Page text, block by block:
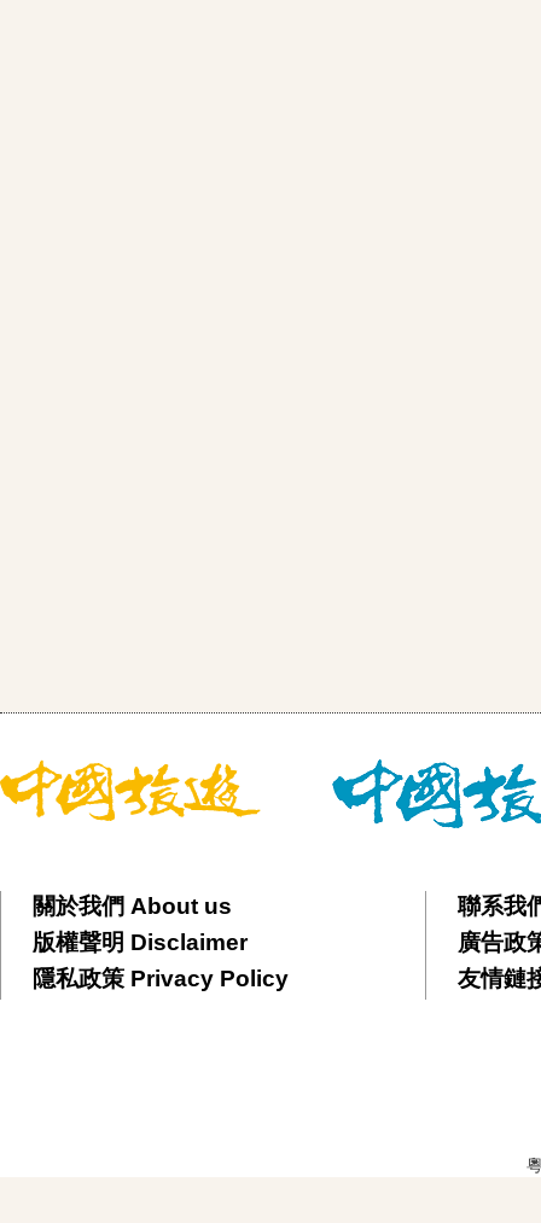
關於我們 About us
版權聲明 Disclaimer
隱私政策 Privacy Policy
聯系我
廣告政
友情鏈